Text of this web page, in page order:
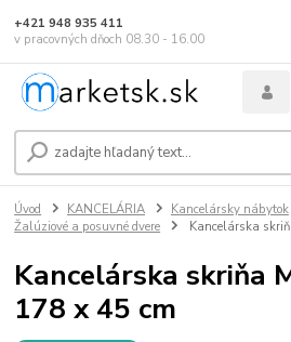
+421 948 935 411
v pracovných dňoch 08.30 - 16.00
Úvod KANCELÁRIA Kancelársky nábytok
Žalúziové a posuvné dvere
Kancelárska
Kancelárska skriňa
178 x 45 cm